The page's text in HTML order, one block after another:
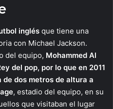
inglés que tiene una
con Michael Jackson.
del equipo, Mohammed Al
del pop, por lo que en 2011
dos metros de altura a
, estadio del equipo, en su
que visitaban el lugar